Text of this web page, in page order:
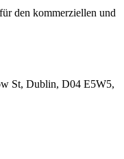
den kommerziellen und
St, Dublin, D04 E5W5,